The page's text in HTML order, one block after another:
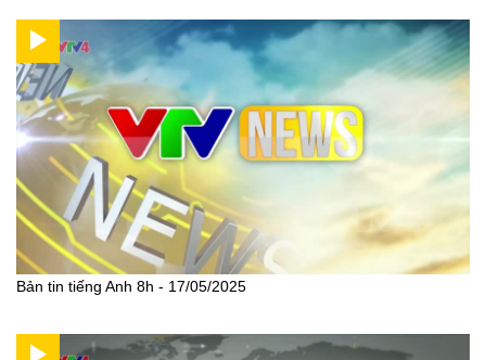
Bản tin tiếng Anh 8h - 17/05/2025